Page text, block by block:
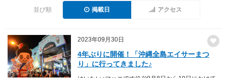
並び順 掲載日 アクセス
2023年09月30日
4年ぶりに開催！「沖縄全島エイサーまつ
り」に行ってきました♪